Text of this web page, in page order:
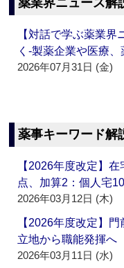
薬業界ニュース解
【対話で学ぶ薬業
く‐製薬企業や医療
2026年07月31日 (金)
薬事キーワード解
【2026年度改定】
点、加算2：個人宅
2026年03月12日 (木)
【2026年度改定】
立地から職能発揮へ
2026年03月11日 (水)